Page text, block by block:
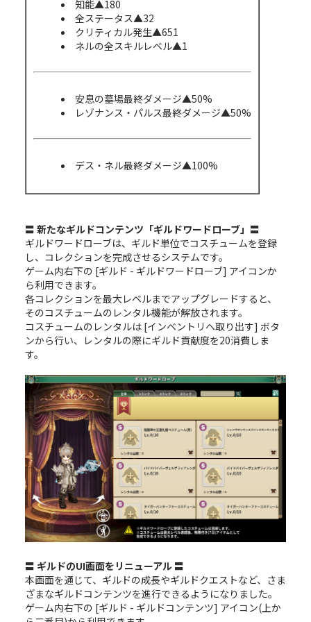
知能▲180
全ステータス▲32
クリティカル発生▲651
ネルの全スキルレベル▲1
安息の墓場最終ダメージ▲50%
レゾナンス・パルス最終ダメージ▲50%
デス・ネル最終ダメージ▲100%
〓 新たなギルドコンテンツ「ギルドワードローブ」〓
ギルドワードローブは、ギルド単位でコスチュームを登録
し、コレクションを完成させるシステムです。
ゲーム内右下の [ギルド - ギルドワードローブ] アイコンか
ら利用できます。
各コレクションを最大レベルまでアップグレードすると、
そのコスチュームのレンタル機能が解放されます。
コスチュームのレンタルは [インベントリへ取り出す] ボタ
ンから行い、レンタルの際にギルド貢献度を20消費しま
す。
〓 ギルドのUI画面をリニューアル 〓
本画面を通じて、ギルドの成長やギルドクエストなど、さま
ざまなギルドコンテンツを進行できるようになりました。
ゲーム内右下の [ギルド - ギルドコンテンツ] アイコン(上か